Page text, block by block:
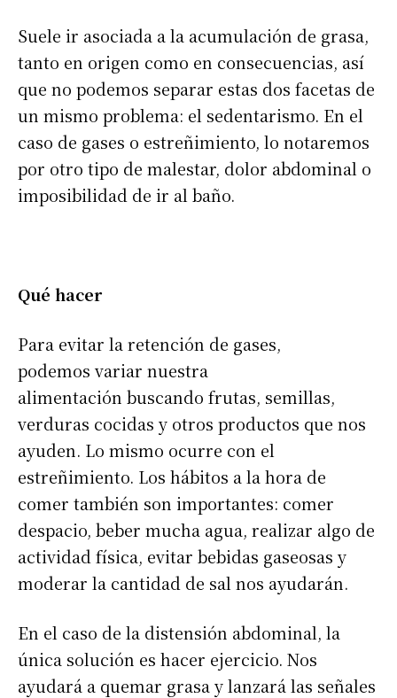
Suele ir asociada a la acumulación de grasa,
tanto en origen como en consecuencias, así
que no podemos separar estas dos facetas de
un mismo problema: el sedentarismo. En el
caso de gases o estreñimiento, lo notaremos
por otro tipo de malestar, dolor abdominal o
imposibilidad de ir al baño.
Qué hacer
Para evitar la retención de gases,
podemos variar nuestra
alimentación buscando frutas, semillas,
verduras cocidas y otros productos que nos
ayuden. Lo mismo ocurre con el
estreñimiento. Los hábitos a la hora de
comer también son importantes: comer
despacio, beber mucha agua, realizar algo de
actividad física, evitar bebidas gaseosas y
moderar la cantidad de sal nos ayudarán.
En el caso de la distensión abdominal, la
única solución es hacer ejercicio. Nos
ayudará a quemar grasa y lanzará las señales